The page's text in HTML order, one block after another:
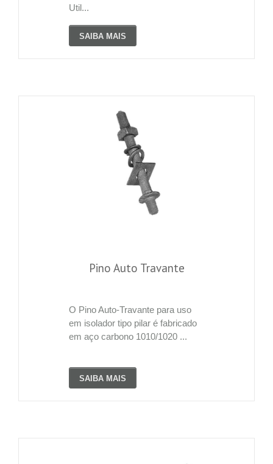
Util...
SAIBA MAIS
Pino Auto Travante
O Pino Auto-Travante para uso
em isolador tipo pilar é fabricado
em aço carbono 1010/1020 ...
SAIBA MAIS